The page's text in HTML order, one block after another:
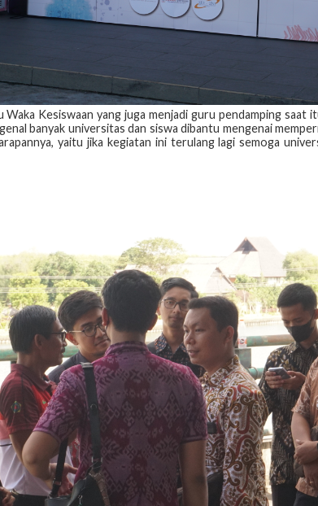
Kesiswaan yang juga menjadi guru pendamping saat
banyak universitas dan siswa dibantu mengenai
yaitu jika kegiatan ini terulang lagi semoga